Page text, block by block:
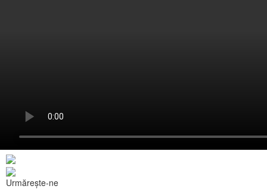
Urmărește-ne